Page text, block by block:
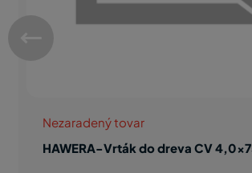
Nezaradený tovar
HAWERA-Vrták do dreva CV